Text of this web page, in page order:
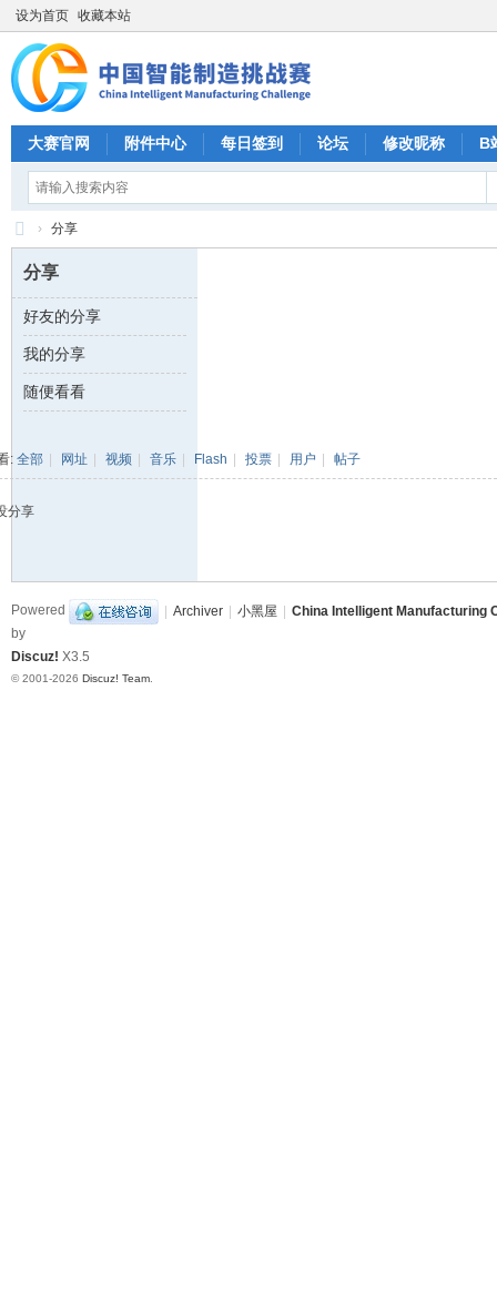
设为首页 收藏本站
大赛官网 附件中心 每日签到 论坛 修改昵称 B
CI
M
C
中
国
能
造
战
赛
B
B
› 分享
分享
好友的分享
我的分享
随便看看
: 全部 网址 视频 音乐 Flash 投票 用户 帖子
分享
| Archiver | 小黑屋 | China Intelligent Manufacturing
Powered
by
Discuz! X3.5
© 2001-2026 Discuz! Team